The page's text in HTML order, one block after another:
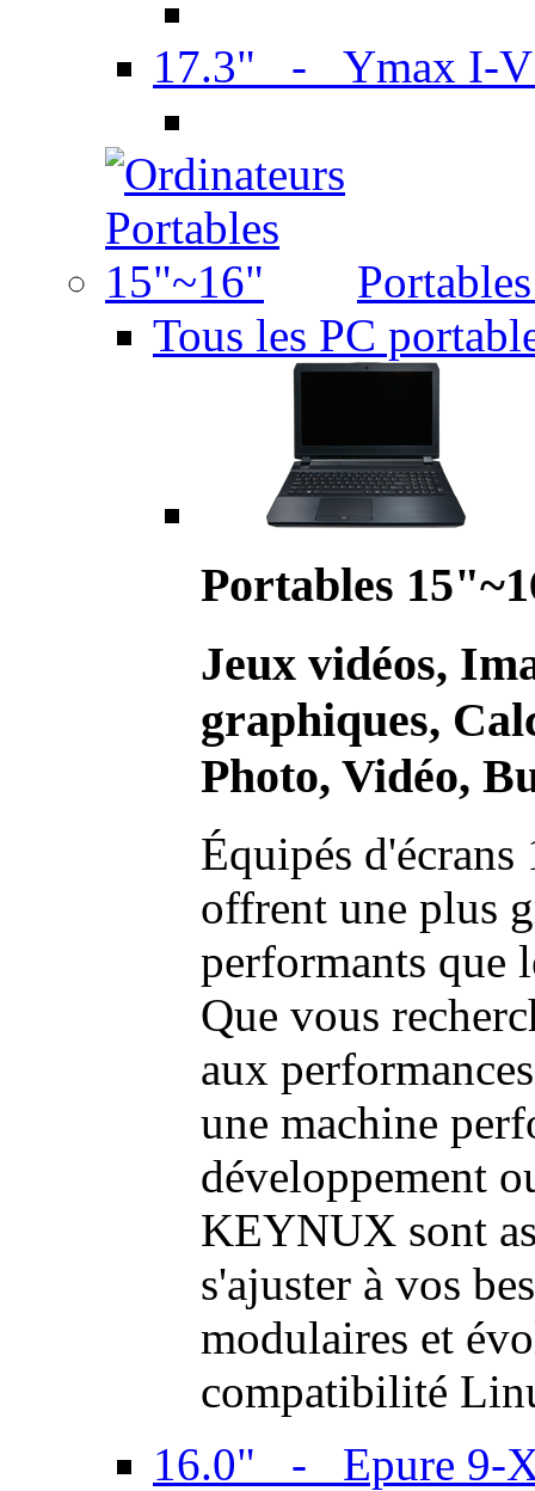
17.3" - Ymax I-
Tous les PC
Portables
Jeux vidéos,
graphiques,
Photo, Vidéo,
Équipés
offrent une plus
performants que
Que vous
aux
une machine
développement
KEYNUX sont
s'ajuster à vos
modulaires et
compatibilité
16.0" - Epure 9-